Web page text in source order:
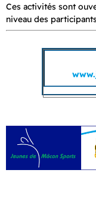
Ces activités sont
niveau des